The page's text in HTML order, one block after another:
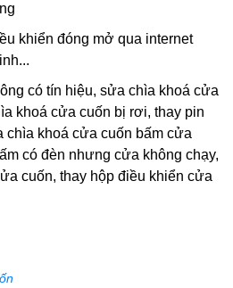
khiển đóng mở qua internet
có tín hiệu, sửa chìa khoá cửa
khoá cửa cuốn bị rơi, thay pin
chìa khoá cửa cuốn bấm cửa
có đèn nhưng cửa không chạy,
cuốn, thay hộp điều khiển cửa